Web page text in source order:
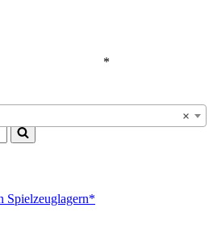
*
×
Spielzeuglagern*